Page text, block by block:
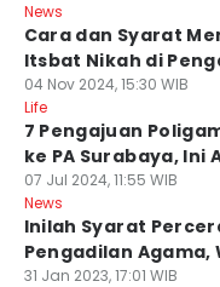
News
Cara dan Syarat
Itsbat Nikah di
04 Nov 2024, 15:30 WIB
Life
7 Pengajuan
ke PA Surabaya, Ini
07 Jul 2024, 11:55 WIB
News
Inilah Syarat
Pengadilan Agama,
31 Jan 2023, 17:01 WIB